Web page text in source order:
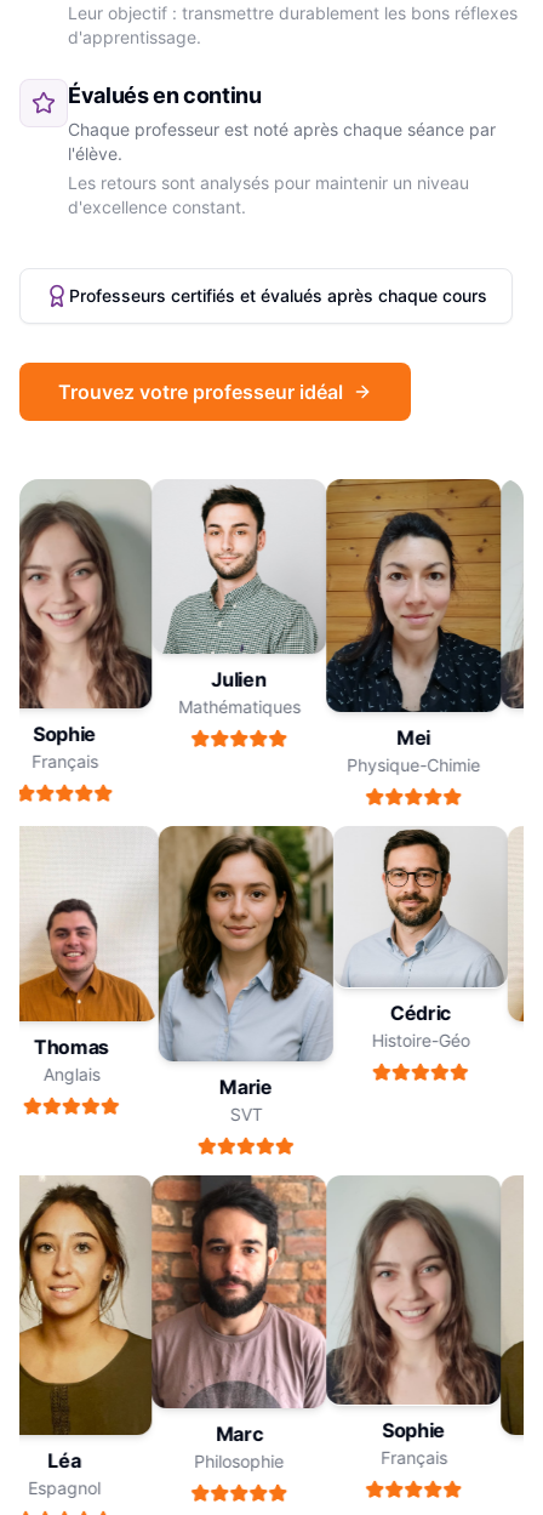
Sophie
Français
Julien
Mathématiques
Mei
Physique-Chimie
Thomas
Anglais
Marie
SVT
Cédric
Histoire-Géo
Léa
Espagnol
Marc
Philosophie
Sophie
Français
Leur objectif : transmettre durablement les bons réflexes
d'apprentissage.
Évalués en continu
Chaque professeur est noté après chaque séance par
l'élève.
Les retours sont analysés pour maintenir un niveau
d'excellence constant.
Professeurs certifiés et évalués après chaque cours
Trouvez votre professeur idéal